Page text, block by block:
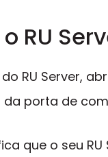
RU
RU Server,
da porta de
que o seu